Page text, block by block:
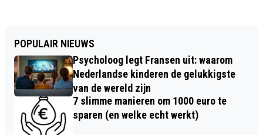
POPULAIR NIEUWS
Psycholoog legt Fransen uit: waarom
Nederlandse kinderen de gelukkigste
van de wereld zijn
7 slimme manieren om 1000 euro te
sparen (en welke echt werkt)